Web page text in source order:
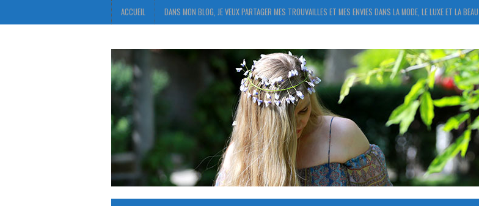
ACCUEIL DANS MON BLOG, JE VEUX PARTAGER MES TROUVAILLES ET MES ENVIES DANS LA MODE, LE LUXE ET LA